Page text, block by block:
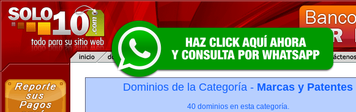
Dominios de la Categoría - Marcas y Patentes
40 dominios en esta categoría.